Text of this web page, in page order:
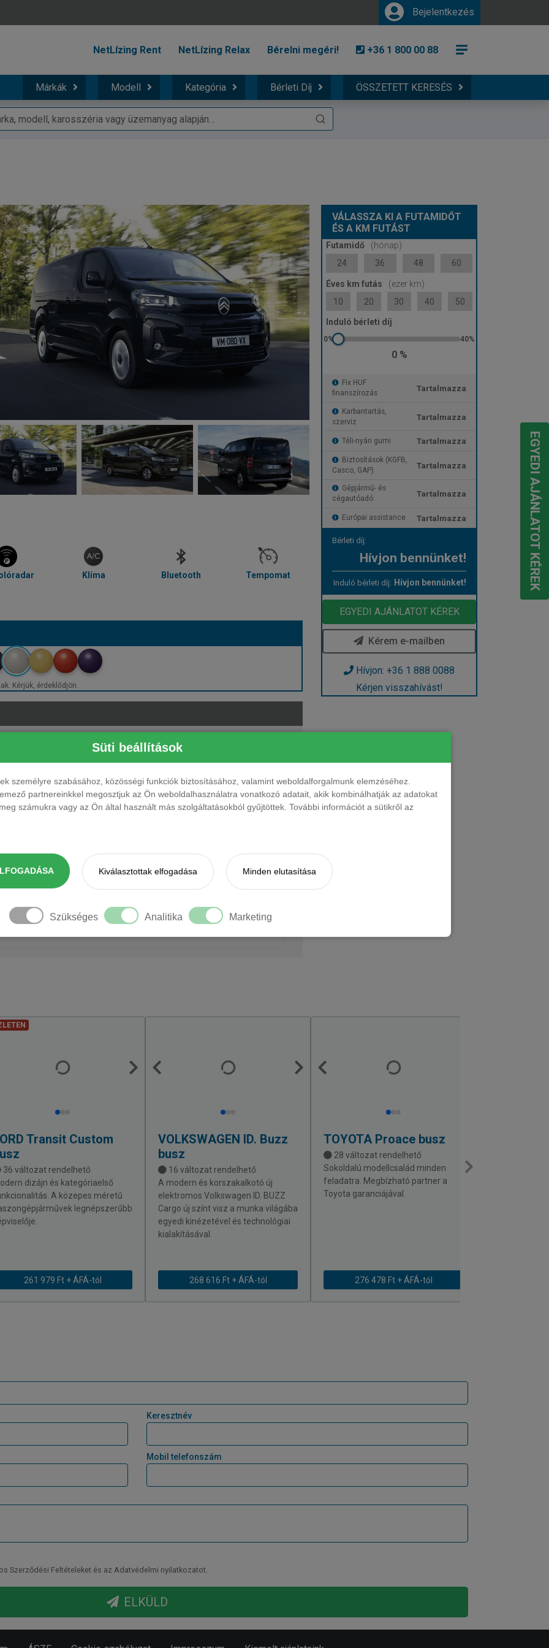
Süti beállítások
személyre szabásához, közösségi funkciók biztosításához, valamint weboldalforgalmunk elemzéséhez.
partnereinkkel megosztjuk az Ön weboldalhasználatra vonatkozó adatait, akik kombinálhatják az adatokat
számukra vagy az Ön által használt más szolgáltatásokból gyűjtöttek. További információt a sütikről az
Kiválasztottak elfogadása Minden elutasítása
Szükséges Analitika Marketing
Bejelentkezés
NetLízing Rent NetLízing Relax Bérelni megéri! +36 1 800 00 88
Márkák Modell Kategória Bérleti Díj ÖSSZETETT KERESÉS
Klíma Bluetooth Tempomat
Kérjük, érdeklődjön.
VÁLASSZA KI A FUTAMIDŐT
ÉS A KM FUTÁST
Futamidő
(hónap)
24
36 48 60
Éves km futás
(ezer km)
10
20 30 40 50
Induló bérleti díj
0 %
Fix HUF
finanszírozás
Tartalmazza
Karbantartás,
szerviz
Tartalmazza
Téli-nyári gumi Tartalmazza
Biztosítások (KGFB,
Casco, GAP)
Tartalmazza
Gépjármű- és
cégautóadó
Tartalmazza
Európai assistance Tartalmazza
Bérleti díj:
Hívjon bennünket!
Induló bérleti díj: Hívjon bennünket!
EGYEDI AJÁNLATOT KÉREK
Kérem e-mailben
Hívjon: +36 1 888 0088
Kérjen visszahívást!
Transit Custom
36 változat rendelhető
dizájn és kategóriaelső
A közepes méretű
legnépszerűbb
261 979 Ft + ÁFÁ-tól
VOLKSWAGEN
ID. Buzz
busz
16 változat rendelhető
A modern és korszakalkotó új
elektromos Volkswagen ID. BUZZ
Cargo új színt visz a munka világába
egyedi kinézetével és technológiai
kialakításával.
268 616 Ft + ÁFÁ-tól
TOYOTA Proace busz
28 változat rendelhető
Sokoldalú modellcsalád minden
feladatra. Megbízható partner a
Toyota garanciájával.
276 478 Ft + ÁFÁ-tól
Keresztnév
Mobil telefonszám
Szerződési Feltételeket és az Adatvédelmi nyilatkozatot.
ELKÜLD
EGYEDI AJÁNLATOT KÉREK